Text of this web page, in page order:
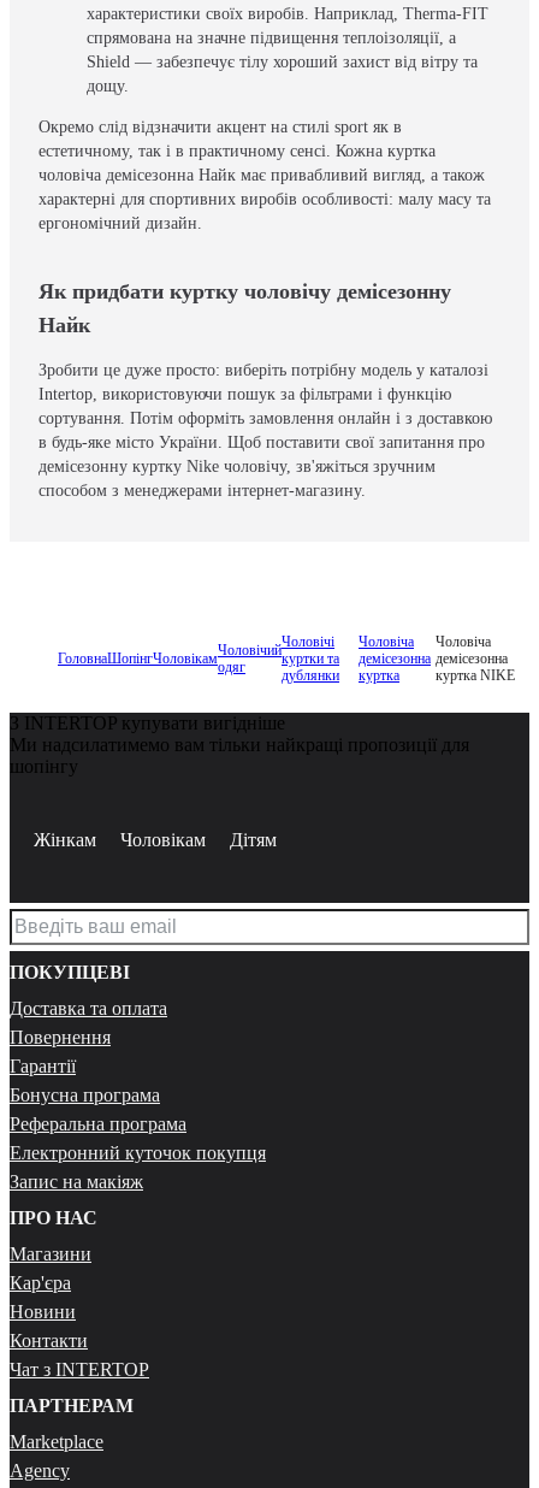
характеристики своїх виробів. Наприклад, Therma-FIT
спрямована на значне підвищення теплоізоляції, а
Shield — забезпечує тілу хороший захист від вітру та
дощу.
Окремо слід відзначити акцент на стилі sport як в
естетичному, так і в практичному сенсі. Кожна куртка
чоловіча демісезонна Найк має привабливий вигляд, а також
характерні для спортивних виробів особливості: малу масу та
ергономічний дизайн.
Як придбати куртку чоловічу демісезонну
Найк
Зробити це дуже просто: виберіть потрібну модель у каталозі
Intertop, використовуючи пошук за фільтрами і функцію
сортування. Потім оформіть замовлення онлайн і з доставкою
в будь-яке місто України. Щоб поставити свої запитання про
демісезонну куртку Nike чоловічу, зв'яжіться зручним
способом з менеджерами інтернет-магазину.
ГоловнаШопінгЧоловікамЧоловічий
одяг
Чоловічі
куртки та
дублянки
Чоловіча
демісезонна
куртка
Чоловіча
демісезонна
куртка NIKE
З INTERTOP купувати вигідніше
Ми надсилатимемо вам тільки найкращі пропозиції для
шопінгу
Жінкам Чоловікам Дітям
ПОКУПЦЕВІ
Доставка та оплата
Повернення
Гарантії
Бонусна програма
Реферальна програма
Електронний куточок покупця
Запис на макіяж
ПРО НАС
Магазини
Кар'єра
Новини
Контакти
Чат з INTERTOP
ПАРТНЕРАМ
Marketplace
Agency